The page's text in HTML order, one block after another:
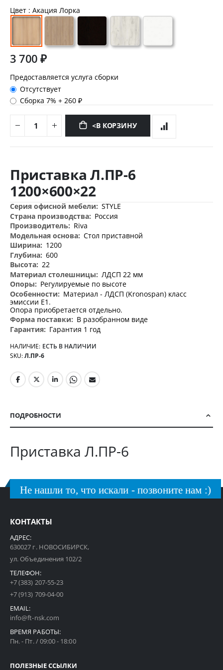
Цвет : Акация Лорка
3 700 ₽
Предоставляется услуга сборки
Отсутствует
Сборка 7%+260 ₽
<В КОРЗИНУ
началу
галереи
изображений
Приставка Л.ПР-6
1200×600×22
Дополнительная
информация
STYLE
Россия
Riva
Стол приставной
1200
600
22
ЛДСП 22 мм
Регулируемые по высоте
Материал - ЛДСП (Kronospan) класс
эмиссии Е1.
Опора приобретается отдельно.
В разобранном виде
Гарантия 1 год
НАЛИЧИЕ: ЕСТЬ В НАЛИЧИИ
SKU Л.ПР-6
ПОДРОБНОСТИ
Приставка Л.ПР-6
Не нашли то, что искали - позвоните нам :)
КОНТАКТЫ
АДРЕС:
630027 г. НОВОСИБИРСК,
ул. Объединения 102/2
ТЕЛЕФОН:
+7 (383) 207-55-23
+7 (913) 709-04-00
EMAIL:
info@ft-nsk.com
ВРЕМЯ РАБОТЫ:
Пн. - Пт. / 09:00 - 18:00
ПОЛЕЗНЫЕ ССЫЛКИ